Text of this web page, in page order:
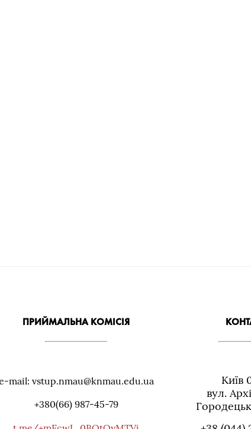
ПРИЙМАЛЬНА КОМІСІЯ
mail: vstup.nmau@knmau.edu.ua
+380(66) 987-45-79
Київ
вул.